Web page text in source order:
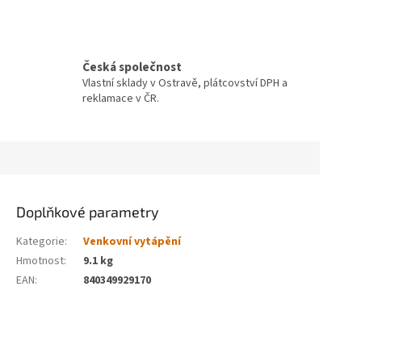
Česká společnost
Vlastní sklady v Ostravě, plátcovství DPH a
reklamace v ČR.
Doplňkové parametry
Kategorie:
Venkovní vytápění
Hmotnost:
9.1 kg
EAN: 840349929170